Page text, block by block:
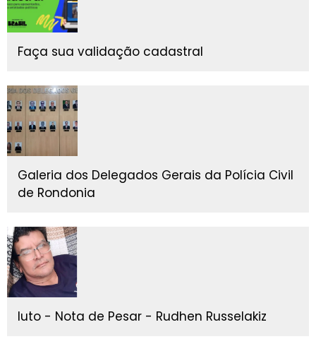
Faça sua validação cadastral
Galeria dos Delegados Gerais da Polícia Civil
de Rondonia
luto - Nota de Pesar - Rudhen Russelakiz